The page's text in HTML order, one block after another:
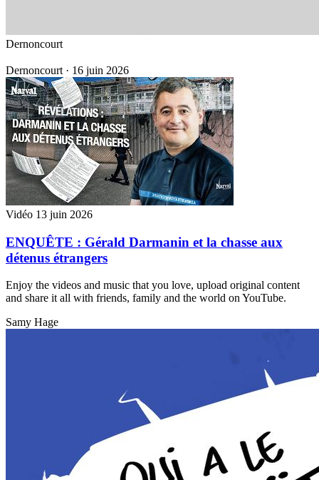
Dernoncourt
Dernoncourt · 16 juin 2026
Vidéo 13 juin 2026
ENQUÊTE : Gérald Darmanin et la chasse aux
détenus étrangers
Enjoy the videos and music that you love, upload original content
and share it all with friends, family and the world on YouTube.
Samy Hage